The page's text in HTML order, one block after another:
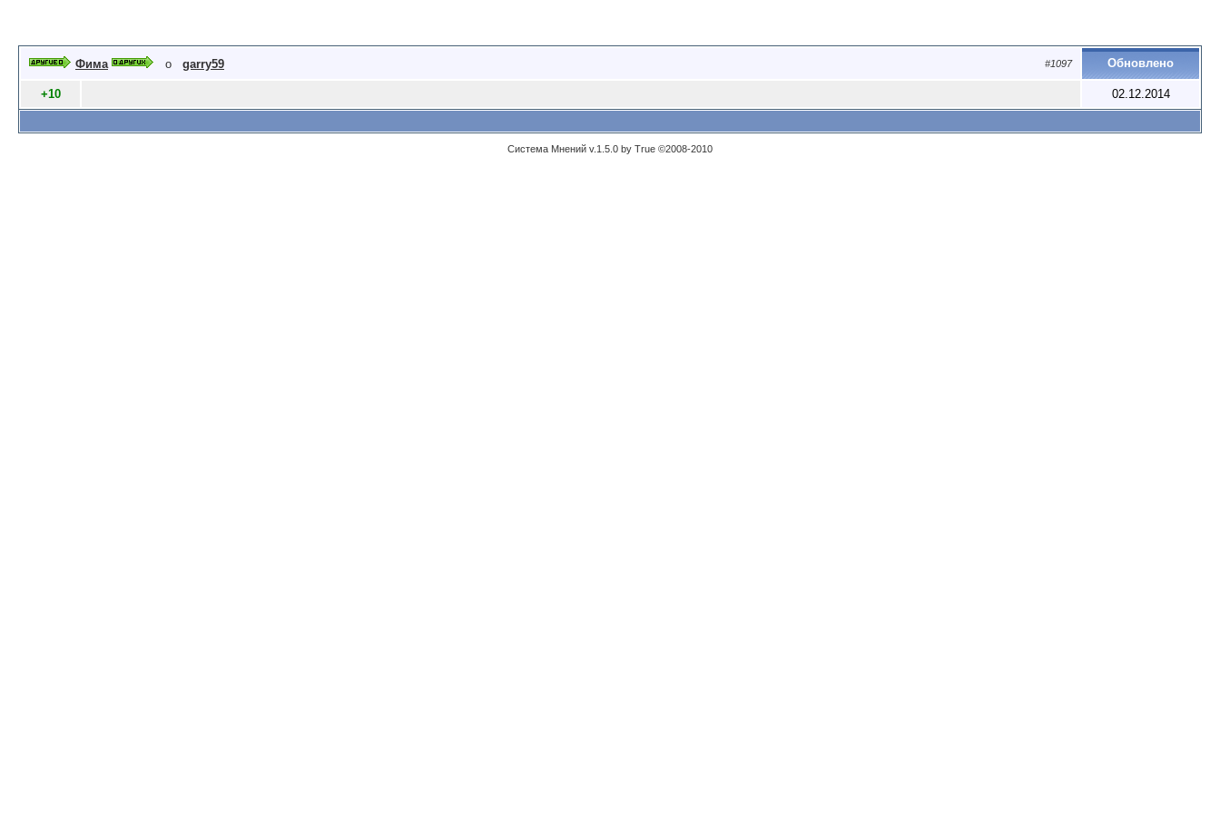
Фима о garry59 #1097 Обновлено
+10 02.12.2014
Система Мнений v.1.5.0 by True ©2008-2010